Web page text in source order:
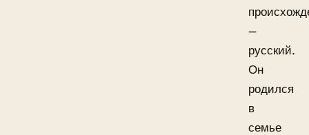
—
русский.
Он
родился
в
семье